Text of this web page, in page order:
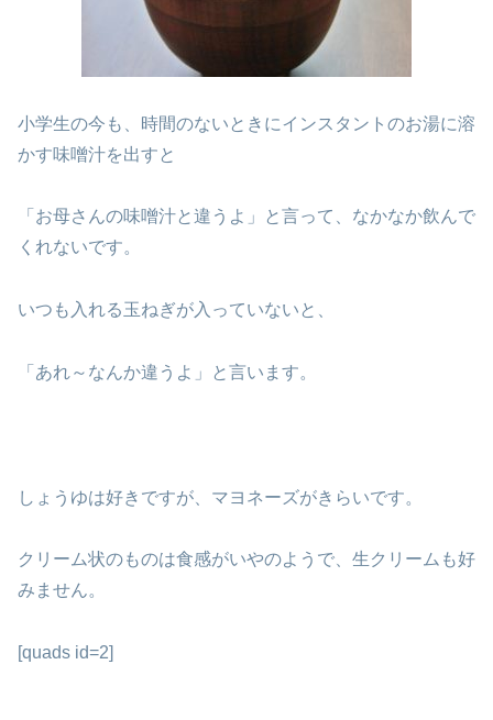
小学生の今も、時間のないときにインスタントのお湯に溶
かす味噌汁を出すと
「お母さんの味噌汁と違うよ」と言って、なかなか飲んで
くれないです。
いつも入れる玉ねぎが入っていないと、
「あれ～なんか違うよ」と言います。
しょうゆは好きですが、マヨネーズがきらいです。
クリーム状のものは食感がいやのようで、生クリームも好
みません。
[quads id=2]